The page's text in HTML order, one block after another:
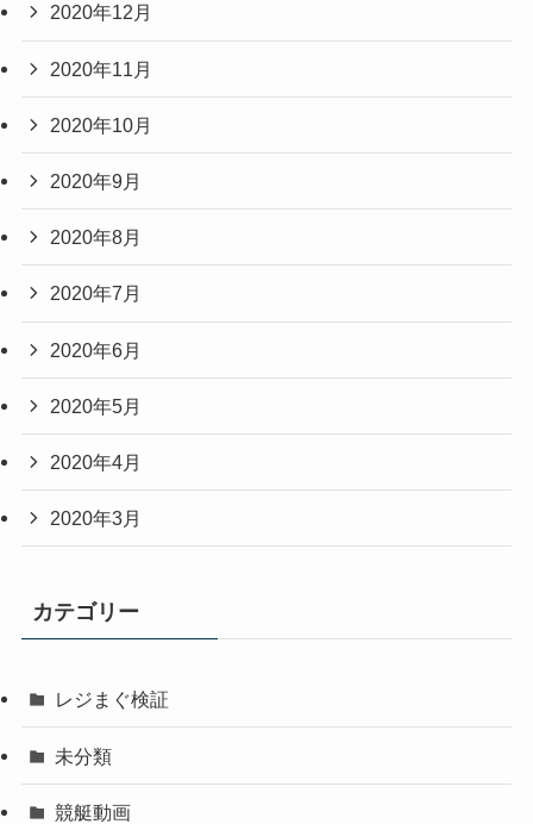
2020年12月
2020年11月
2020年10月
2020年9月
2020年8月
2020年7月
2020年6月
2020年5月
2020年4月
2020年3月
カテゴリー
レジまぐ検証
未分類
競艇動画